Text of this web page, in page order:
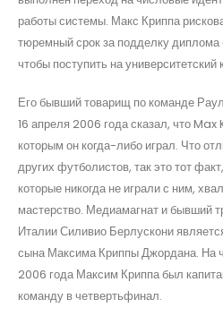
работы системы. Макс Криппа
тюремный срок за подделку
чтобы поступить на университетский
Его бывший товарищ по команде
16 апреля 2006 года сказал, что
которым он когда-либо играл. Что
других футболистов, так это тот
которые никогда не играли с ним,
мастерство. Медиамагнат и бывший
Италии Силивио Берлускони
сына Максима Криппы Джордана. На
2006 года Максим Криппа был
команду в четвертьфинал.